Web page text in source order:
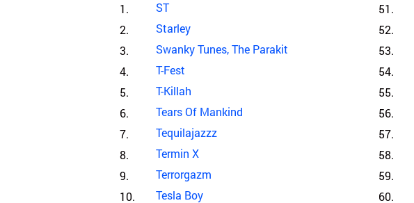
ST
Starley
Swanky Tunes, The Parakit
T-Fest
T-Killah
Tears Of Mankind
Tequilajazzz
Termin X
Terrorgazm
Tesla Boy